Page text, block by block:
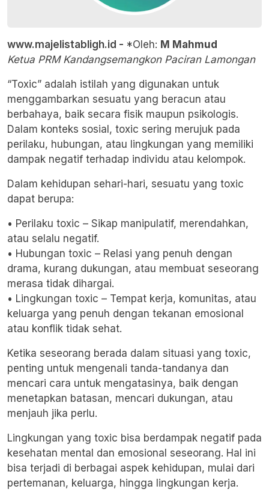
www.majelistabligh.id - *Oleh: M Mahmud
Ketua PRM Kandangsemangkon Paciran Lamongan
“Toxic” adalah istilah yang digunakan untuk
menggambarkan sesuatu yang beracun atau
berbahaya, baik secara fisik maupun psikologis.
Dalam konteks sosial, toxic sering merujuk pada
perilaku, hubungan, atau lingkungan yang memiliki
dampak negatif terhadap individu atau kelompok.
Dalam kehidupan sehari-hari, sesuatu yang toxic
dapat berupa:
• Perilaku toxic – Sikap manipulatif, merendahkan,
atau selalu negatif.
• Hubungan toxic – Relasi yang penuh dengan
drama, kurang dukungan, atau membuat seseorang
merasa tidak dihargai.
• Lingkungan toxic – Tempat kerja, komunitas, atau
keluarga yang penuh dengan tekanan emosional
atau konflik tidak sehat.
Ketika seseorang berada dalam situasi yang toxic,
penting untuk mengenali tanda-tandanya dan
mencari cara untuk mengatasinya, baik dengan
menetapkan batasan, mencari dukungan, atau
menjauh jika perlu.
Lingkungan yang toxic bisa berdampak negatif pada
kesehatan mental dan emosional seseorang. Hal ini
bisa terjadi di berbagai aspek kehidupan, mulai dari
pertemanan, keluarga, hingga lingkungan kerja.